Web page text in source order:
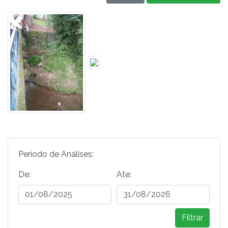
Período de Análises:
De: Ate:
Filtrar